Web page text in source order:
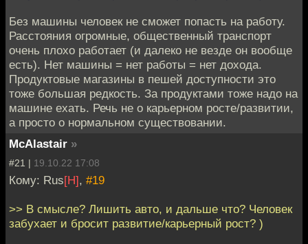
Без машины человек не сможет попасть на работу.
Расстояния огромные, общественный транспорт
очень плохо работает (и далеко не везде он вообще
есть). Нет машины = нет работы = нет дохода.
Продуктовые магазины в пешей доступности это
тоже большая редкость. За продуктами тоже надо на
машине ехать. Речь не о карьерном росте/развитии,
а просто о нормальном существовании.
McAlastair »
#21 | 19.10.22 17:08
Кому: Rus[H], #19
>> В смысле? Лишить авто, и дальше что? Человек
забухает и бросит развитие/карьерный рост? )